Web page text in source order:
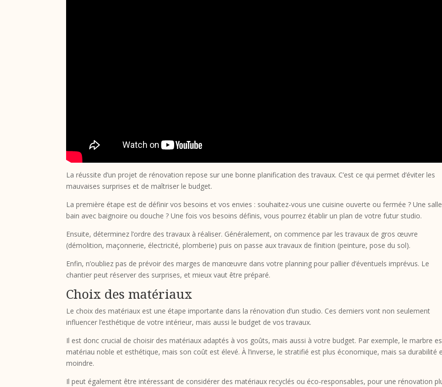
La réussite d’un projet de rénovation repose sur une bonne planification des travaux. C’est ce qui permet d’éviter les
mauvaises surprises et de maîtriser le budget.
La première étape est de définir vos besoins et vos envies : souhaitez-vous une cuisine ouverte ou fermée ? Une
bain avec baignoire ou douche ? Une fois vos besoins définis, vous pourrez établir un plan de votre futur studio.
Ensuite, déterminez l’ordre des travaux à réaliser. Généralement, on commence par les travaux de gros œuvre
(démolition, maçonnerie, électricité, plomberie) puis on passe aux travaux de finition (peinture, pose du sol).
Enfin, n’oubliez pas de prévoir des marges de manœuvre dans votre planning pour pallier d’éventuels imprévus. Le
chantier peut réserver des surprises, et mieux vaut être préparé.
Choix des matériaux
Le choix des matériaux est une étape importante dans la rénovation d’un studio. Ces derniers vont non seulement
influencer l’esthétique de votre intérieur, mais aussi le budget de vos travaux.
Il est donc crucial de choisir des matériaux adaptés à vos goûts, mais aussi à votre budget. Par exemple, le marbre
matériau noble et esthétique, mais son coût est élevé. À l’inverse, le stratifié est plus économique, mais sa durabilité
moindre.
Il peut également être intéressant de considérer des matériaux recyclés ou éco-responsables, pour une rénovation